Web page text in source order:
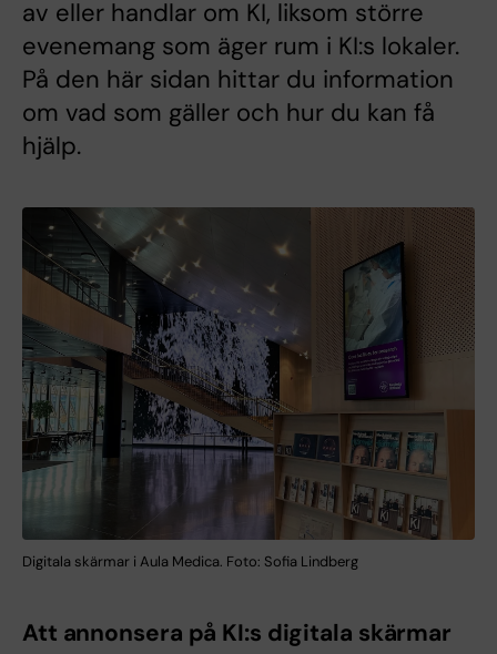
av eller handlar om KI, liksom större
evenemang som äger rum i KI:s lokaler.
På den här sidan hittar du information
om vad som gäller och hur du kan få
hjälp.
Digitala skärmar i Aula Medica. Foto: Sofia Lindberg
Att annonsera på KI:s digitala skärmar